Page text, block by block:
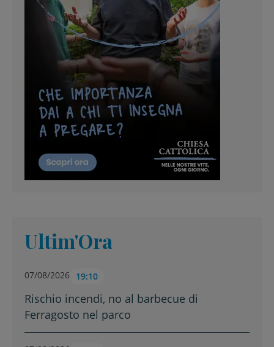
Ultim'Ora
07/08/2026 19:10
Rischio incendi, no al barbecue di
Ferragosto nel parco